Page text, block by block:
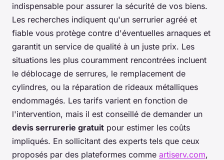
indispensable pour assurer la sécurité de vos biens.
Les recherches indiquent qu'un serrurier agréé et
fiable vous protège contre d'éventuelles arnaques et
garantit un service de qualité à un juste prix. Les
situations les plus couramment rencontrées incluent
le déblocage de serrures, le remplacement de
cylindres, ou la réparation de rideaux métalliques
endommagés. Les tarifs varient en fonction de
l'intervention, mais il est conseillé de demander un
devis serrurerie gratuit pour estimer les coûts
impliqués. En sollicitant des experts tels que ceux
proposés par des plateformes comme artiserv.com,